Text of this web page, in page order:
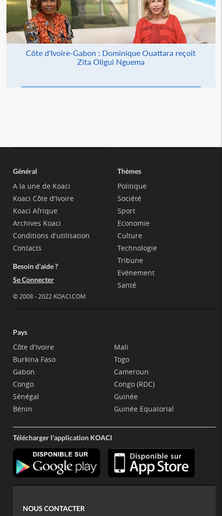
Côte d'Ivoire-Gabon : Dominique Ouattara reçoit
Zita Oligui Nguema
Général
A la une de Koaci
Koaci Côte d'Ivoire
Koaci Afrique
Archives Koaci
Conditions d'utilisation
Contacts
Besoin d'aide ?
Se Connecter
© 2008 - 2022 KOACI.COM
Thèmes
Politique
Société
Sport
Economie
Culture
Technologie
Tribune
Evènement
Santé
Pays
Côte d'Ivoire
Burkina Faso
Gabon
Congo
Sénégal
Bénin
Mali
Togo
Cameroun
Congo (RDC)
Guinée
Guinée Equatorial
Télécharger l'application KOACI
NOUS CONTACTER